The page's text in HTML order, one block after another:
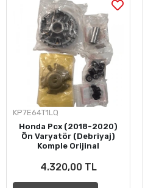
KP7E64T1LQ
Honda Pcx (2018-2020)
Ön Varyatör (Debriyaj)
Komple Orijinal
4.320,00 TL